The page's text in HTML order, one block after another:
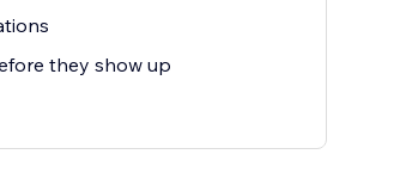
they show up